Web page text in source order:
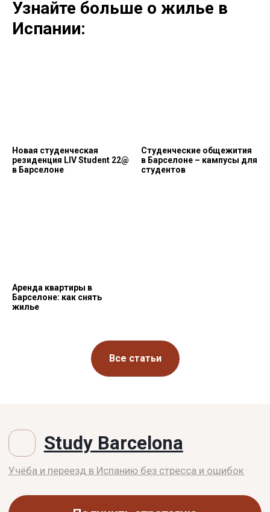
Узнайте больше о жилье в
Испании:
Новая студенческая
резиденция LIV Student 22@
в Барселоне
Студенческие общежития
в Барселоне – кампусы для
студентов
Аренда квартиры в
Барселоне: как снять
жилье
Все статьи